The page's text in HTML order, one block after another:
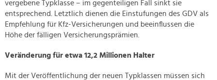
vergebene Typklasse – im gegenteiligen Fall sinkt sie
entsprechend. Letztlich dienen die Einstufungen des GDV als
Empfehlung für Kfz-Versicherungen und beeinflussen die
Höhe der fälligen Versicherungsprämien.
Veränderung für etwa 12,2 Millionen Halter
Mit der Veröffentlichung der neuen Typklassen müssen sich